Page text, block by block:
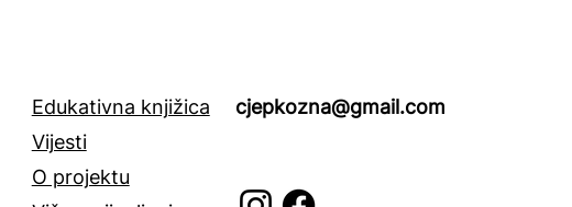
Edukativna knjižica
Vijesti
O projektu
cjepkozna@gmail.com